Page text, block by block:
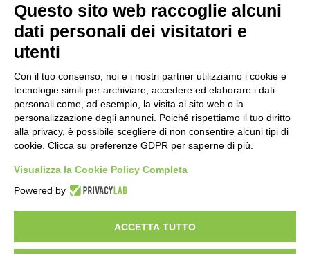
Grande partecipazione alla Festa della
15 ore fa
Pininfarina, Davide Loris Amantea è il
nuovo Chief Creative Officer
1 giorno fa
agosto apre il cuore dell’estate
2 giorni fa
Visibileweb - IT03270560802 - info@cronacamilano.it
Questo sito web raccoglie alcuni
dati personali dei visitatori e
utenti
Con il tuo consenso, noi e i nostri partner utilizziamo i cookie e
tecnologie simili per archiviare, accedere ed elaborare i dati
personali come, ad esempio, la visita al sito web o la
personalizzazione degli annunci. Poiché rispettiamo il tuo diritto
alla privacy, è possibile scegliere di non consentire alcuni tipi di
cookie. Clicca su preferenze GDPR per saperne di più.
Visualizza la Cookie Policy Completa
Powered by
ACCETTA TUTTO